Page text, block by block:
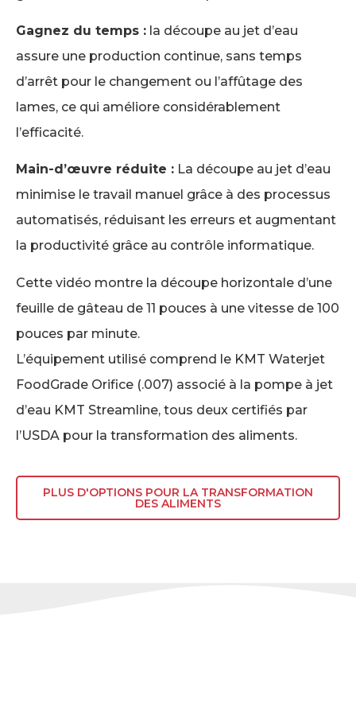
Gagnez du temps : la découpe au jet d’eau
assure une production continue, sans temps
d’arrêt pour le changement ou l’affûtage des
lames, ce qui améliore considérablement
l’efficacité.
Main-d’œuvre réduite : La découpe au jet d’eau
minimise le travail manuel grâce à des processus
automatisés, réduisant les erreurs et augmentant
la productivité grâce au contrôle informatique.
Cette vidéo montre la découpe horizontale d’une
feuille de gâteau de 11 pouces à une vitesse de 100
pouces par minute.
L’équipement utilisé comprend le KMT Waterjet
FoodGrade Orifice (.007) associé à la pompe à jet
d’eau KMT Streamline, tous deux certifiés par
l’USDA pour la transformation des aliments.
PLUS D'OPTIONS POUR LA TRANSFORMATION
DES ALIMENTS